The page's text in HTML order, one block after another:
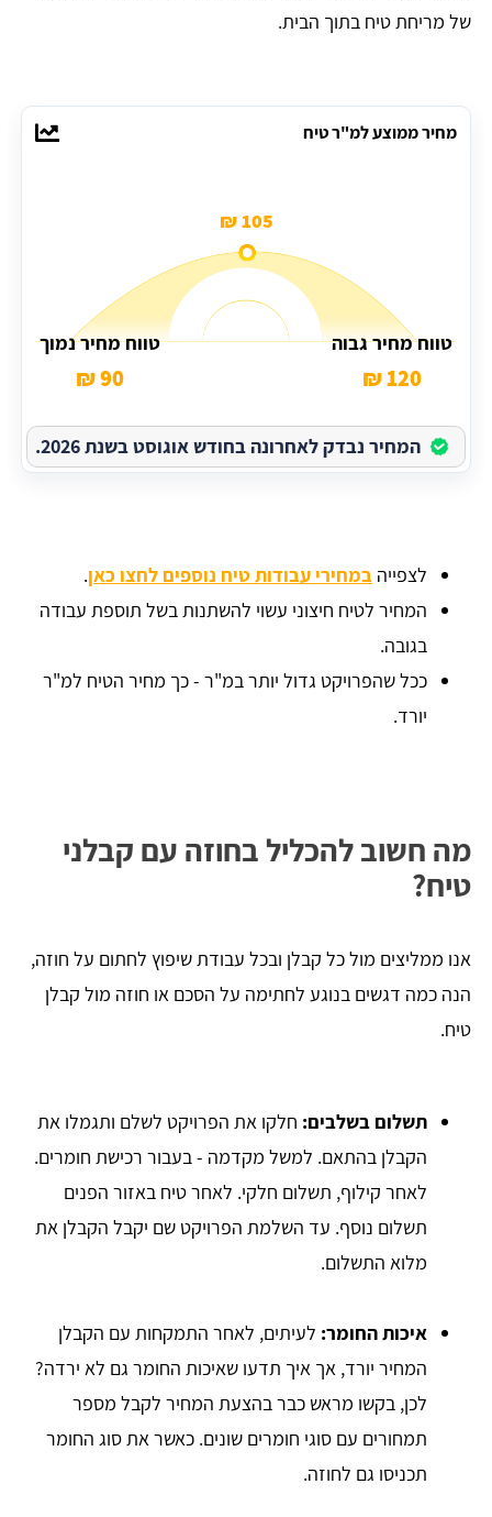
של מריחת טיח בתוך הבית.
מחיר ממוצע למ"ר טיח
105 ₪
טווח מחיר גבוה
120 ₪
טווח מחיר נמוך
90 ₪
המחיר נבדק לאחרונה בחודש אוגוסט בשנת 2026.
לצפייה במחירי עבודות טיח נוספים לחצו כאן.
המחיר לטיח חיצוני עשוי להשתנות בשל תוספת עבודה
בגובה.
ככל שהפרויקט גדול יותר במ"ר - כך מחיר הטיח למ"ר
יורד.
מה חשוב להכליל בחוזה עם קבלני
טיח?
אנו ממליצים מול כל קבלן ובכל עבודת שיפוץ לחתום על חוזה,
הנה כמה דגשים בנוגע לחתימה על הסכם או חוזה מול קבלן
טיח.
תשלום בשלבים: חלקו את הפרויקט לשלם ותגמלו את
הקבלן בהתאם. למשל מקדמה - בעבור רכישת חומרים.
לאחר קילוף, תשלום חלקי. לאחר טיח באזור הפנים
תשלום נוסף. עד השלמת הפרויקט שם יקבל הקבלן את
מלוא התשלום.
איכות החומר: לעיתים, לאחר התמקחות עם הקבלן
המחיר יורד, אך איך תדעו שאיכות החומר גם לא ירדה?
לכן, בקשו מראש כבר בהצעת המחיר לקבל מספר
תמחורים עם סוגי חומרים שונים. כאשר את סוג החומר
תכניסו גם לחוזה.